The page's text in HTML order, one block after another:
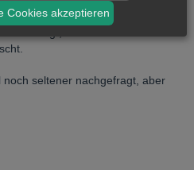
über Spot macht man nichts
zulegt, wenn man sie denn
seltener nachgefragt, aber
Cookies akzeptieren